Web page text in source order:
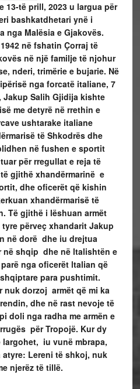
13-të prill, 2023 u largua për
bashkatdhetari ynë i
nga Malësia e Gjakovës.
në fshatin Çorraj të
në një familje të njohur
nderi, trimërie e bujarie. Në
nga forcatë italiane, 7
Jakup Salih Gjidija kishte
me detyrë në rrethin e
ushtarake italiane
të Shkodrës dhe
në fushen e sportit
për rregullat e reja të
gjithë xhandërmarinë e
dhe oficerët që kishin
xhandërmarisë të
Të gjithë i lëshuan armët
përveç xhandarit Jakup
në dorë dhe iu drejtua
në shqip dhe në ltalishtën e
nga oficerët ltalian që
para pushtimit.
dorzoj armët që mi ka
dhe në rast nevoje të
doli nga radha me armën e
për Tropojë. Kur dy
iu vunë mbrapa,
Lereni të shkoj, nuk
njerëz të tillë.